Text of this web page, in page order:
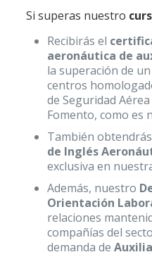
Si superas nuestro
Recibirás el
aeronáutica de
la superación de
centros
de Seguridad
Fomento, como es
También
de Inglés
exclusiva en
Además, nuestro
Orientación
relaciones
compañías del
demanda de